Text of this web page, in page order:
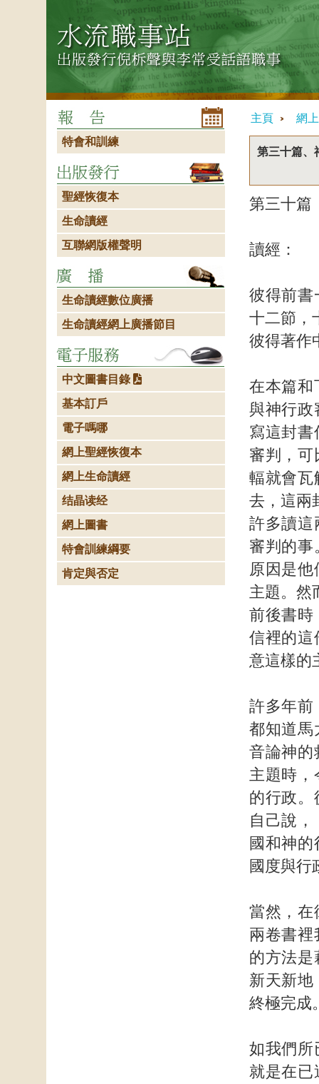
主頁 網
第三十篇、
第三十
讀經：
彼得前書
十二節，
彼得著作
在本篇和
與神行政
寫這封書
審判，可
輻就會瓦
去，這兩
許多讀這
審判的事
原因是
主題。然
前後書時
信裡的這
意這樣的
許多年前
都知道馬
音論神的
主題時，
的行政。
自己說
國和神
國度與行
當然，在
兩卷書裡
的方法是
新天新地
終極完成
如我們所
就是在已
特會和訓練
聖經恢復本
生命讀經
互聯網版權聲明
生命讀經數位廣播
生命讀經網上廣播節目
中文圖書目錄
基本訂戶
電子嗎哪
網上聖經恢復本
網上生命讀經
结晶读经
網上圖書
特會訓練綱要
肯定與否定